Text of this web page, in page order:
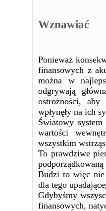
Wznawiać
Ponieważ
finansowych z
można w
odgrywają
ostrożności,
wpłynęły na ich
Światowy system
wartości
wszystkim
To prawdziwe
Budzi to więc nie
dla tego
Gdybyśmy
finansowych,